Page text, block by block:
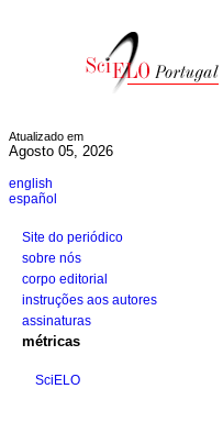
Atualizado em
Agosto 05, 2026
english
español
Site do periódico
sobre nós
corpo editorial
instruções aos autores
assinaturas
métricas
SciELO